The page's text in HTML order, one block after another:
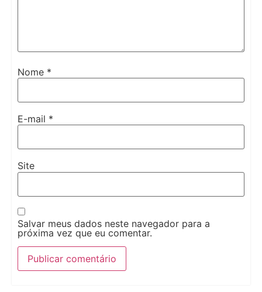
Nome *
E-mail *
Site
Salvar meus dados neste navegador para a
próxima vez que eu comentar.